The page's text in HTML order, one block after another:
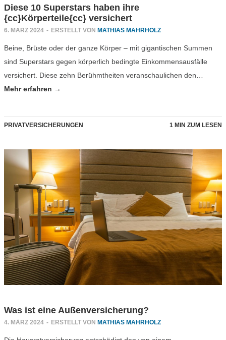
Diese 10 Superstars haben ihre
{cc}Körperteile{cc} versichert
6. MÄRZ 2024 - ERSTELLT VON MATHIAS MAHRHOLZ
Beine, Brüste oder der ganze Körper – mit gigantischen Summen
sind Superstars gegen körperlich bedingte Einkommensausfälle
versichert. Diese zehn Berühmtheiten veranschaulichen den…
Mehr erfahren →
PRIVATVERSICHERUNGEN 1 MIN ZUM LESEN
Was ist eine Außenversicherung?
4. MÄRZ 2024 - ERSTELLT VON MATHIAS MAHRHOLZ